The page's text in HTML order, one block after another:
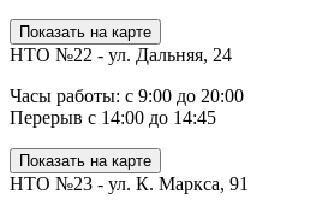
Показать на карте
НТО №22 - ул. Дальняя, 24
Часы работы: с 9:00 до 20:00
Перерыв с 14:00 до 14:45
Показать на карте
НТО №23 - ул. К. Маркса, 91